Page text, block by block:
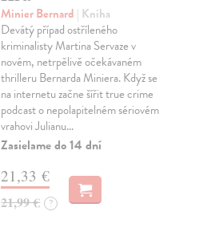
Minier Bernard | Kniha
Devátý případ ostříleného
kriminalisty Martina Servaze v
novém, netrpělivě očekávaném
thrilleru Bernarda Miniera. Když se
na internetu začne šířit true crime
podcast o nepolapitelném sériovém
vrahovi Julianu…
Zasielame do 14 dní
21,33 €
21,99 € ?